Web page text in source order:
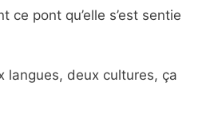
ce pont qu’elle s’est sentie
langues, deux cultures, ça